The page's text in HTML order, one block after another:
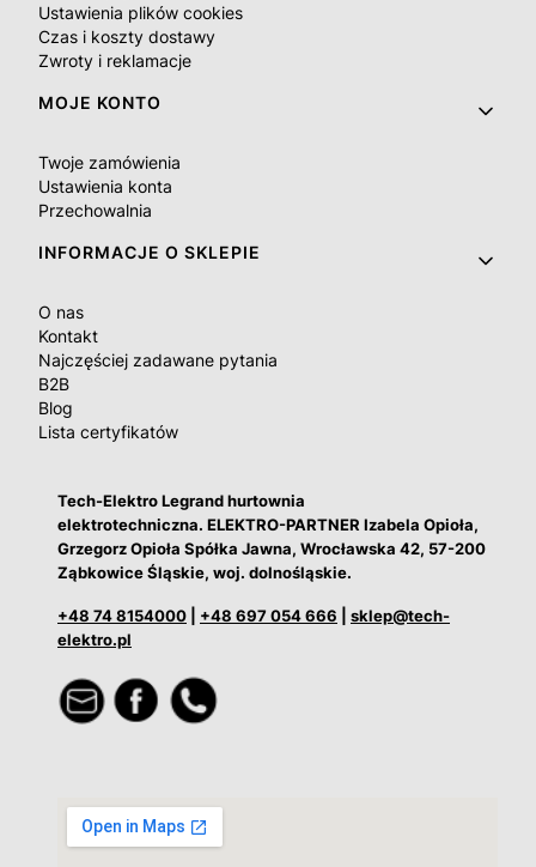
Ustawienia plików cookies
Czas i koszty dostawy
Zwroty i reklamacje
MOJE KONTO
Twoje zamówienia
Ustawienia konta
Przechowalnia
INFORMACJE O SKLEPIE
O nas
Kontakt
Najczęściej zadawane pytania
B2B
Blog
Lista certyfikatów
Tech-Elektro Legrand hurtownia
elektrotechniczna. ELEKTRO-PARTNER Izabela Opioła,
Grzegorz Opioła Spółka Jawna, Wrocławska 42, 57-200
Ząbkowice Śląskie, woj. dolnośląskie.
+48 74 8154000 +48 697 054 666
sklep@tech-
elektro.pl